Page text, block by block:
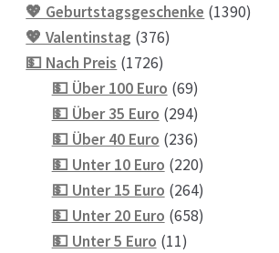
Produkte
💖 Geburtstagsgeschenke 13901390
💖 Valentinstag 376376
💵 Nach Preis 17261726
Produkte
💵 Über 100 Euro 6969
Produkte
💵 Über 35 Euro 294294
Produkte
💵 Über 40 Euro 236236
Produkte
💵 Unter 10 Euro 220220
Produkte
💵 Unter 15 Euro 264264
Produkte
💵 Unter 20 Euro 658658
💵 Unter 5 Euro 1111